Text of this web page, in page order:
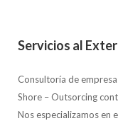
Servicios al
Consultoría de
Shore – Outsorcing
Nos especializamos en